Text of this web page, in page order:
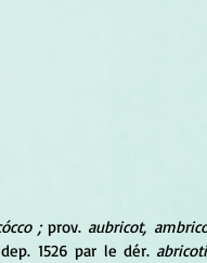
; prov. aubricot,
1526 par le dér.